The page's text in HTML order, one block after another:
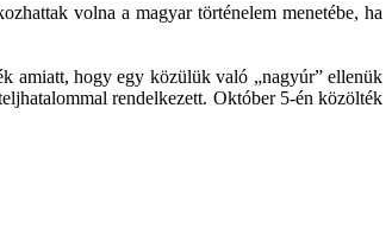
volna a magyar történelem menetébe, ha
amiatt, hogy egy közülük való „nagyúr” ellenük
rendelkezett. Október 5-én közölték